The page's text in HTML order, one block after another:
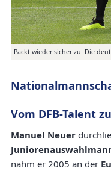
Packt wieder sicher zu: Die
Vom DFB-Talent
Manuel Neuer
nahm er 2005 an der